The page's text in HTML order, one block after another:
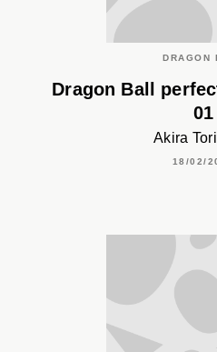
DRAGON
Dragon Ball
01
Akira
18/02/